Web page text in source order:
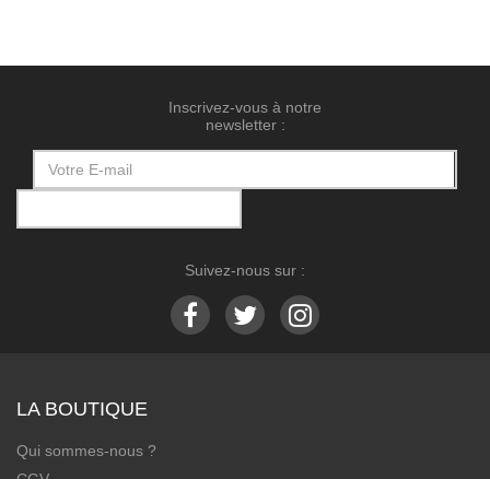
Inscrivez-vous à notre
newsletter :
Suivez-nous sur :
LA BOUTIQUE
Qui sommes-nous ?